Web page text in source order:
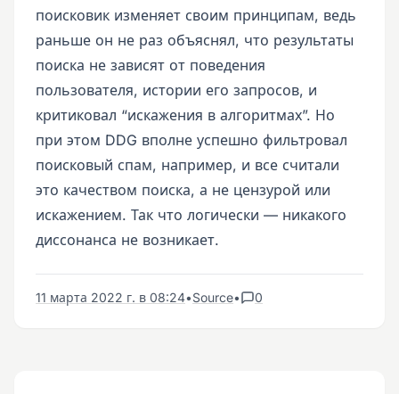
поисковик изменяет своим принципам, ведь
раньше он не раз объяснял, что результаты
поиска не зависят от поведения
пользователя, истории его запросов, и
критиковал “искажения в алгоритмах”. Но
при этом DDG вполне успешно фильтровал
поисковый спам, например, и все считали
это качеством поиска, а не цензурой или
искажением. Так что логически — никакого
диссонанса не возникает.
11 марта 2022 г. в 08:24•Source• 0